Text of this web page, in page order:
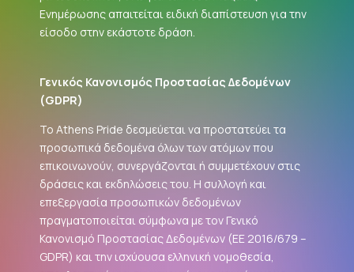
Ενημέρωσης απαιτείται ειδική διαπίστευση για την
είσοδο στην εκάστοτε δράση.
Γενικός Κανονισμός Προστασίας Δεδομένων
(GDPR)
Το Athens Pride δεσμεύεται να προστατεύει τα
προσωπικά δεδομένα όλων των ατόμων που
επικοινωνούν, συνεργάζονται ή συμμετέχουν στις
δράσεις και εκδηλώσεις του. Η συλλογή και
επεξεργασία προσωπικών δεδομένων
πραγματοποιείται σύμφωνα με τον Γενικό
Κανονισμό Προστασίας Δεδομένων (ΕΕ 2016/679 –
GDPR) και την ισχύουσα ελληνική νομοθεσία,